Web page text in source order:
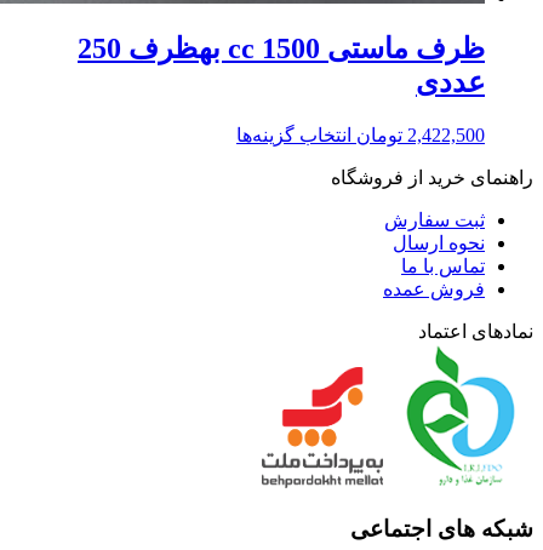
ظرف ماستی 1500 cc بهظرف 250
عددی
2,422,500 تومان انتخاب گزینه‌ها
راهنمای خرید از فروشگاه
ثبت سفارش
نحوه ارسال
تماس با ما
فروش عمده
نمادهای اعتماد
شبکه های اجتماعی